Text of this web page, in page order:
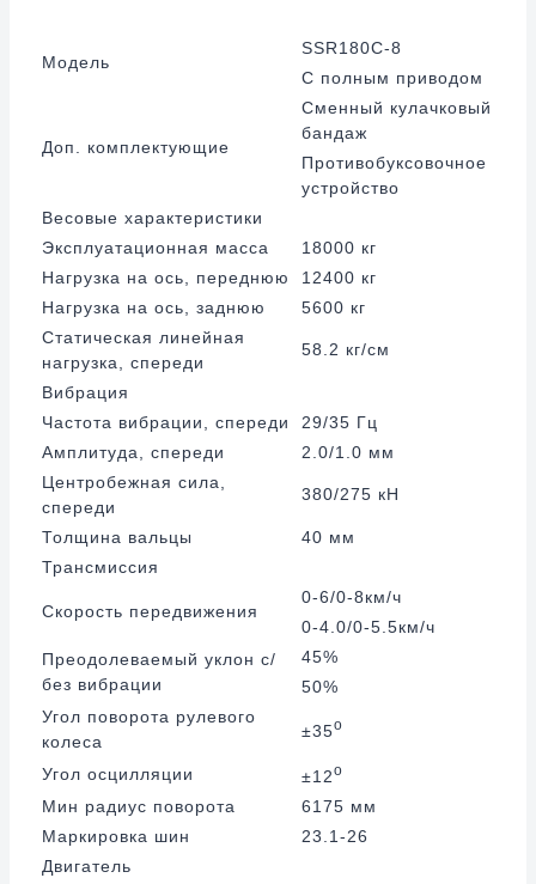
Модель
SSR180C-8
С полным приводом
Доп. комплектующие
Сменный кулачковый
бандаж
Противобуксовочное
устройство
Весовые характеристики
Эксплуатационная масса
18000 кг
Нагрузка на ось, переднюю
12400 кг
Нагрузка на ось, заднюю
5600 кг
Статическая линейная
нагрузка, спереди
58.2 кг/см
Вибрация
Частота вибрации, спереди
29/35 Гц
Амплитуда, спереди
2.0/1.0 мм
Центробежная сила,
спереди
380/275 кН
Толщина вальцы
40 мм
Трансмиссия
Скорость передвижения
0-6/0-8км/ч
0-4.0/0-5.5км/ч
Преодолеваемый уклон с/
без вибрации
45%
50%
Угол поворота рулевого
колеса
±35o
Угол осцилляции ±12o
Мин радиус поворота
6175 мм
Маркировка шин
23.1-26
Двигатель